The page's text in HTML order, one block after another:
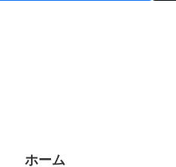
ホーム